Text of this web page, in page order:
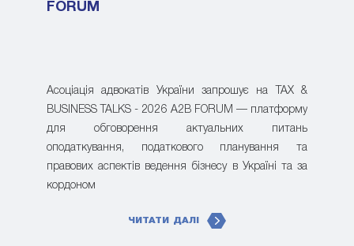
FORUM
Асоціація адвокатів України запрошує на TAX &
BUSINESS TALKS - 2026 A2B FORUM — платформу
для обговорення актуальних питань
оподаткування, податкового планування та
правових аспектів ведення бізнесу в Україні та за
кордоном
ЧИТАТИ ДАЛІ